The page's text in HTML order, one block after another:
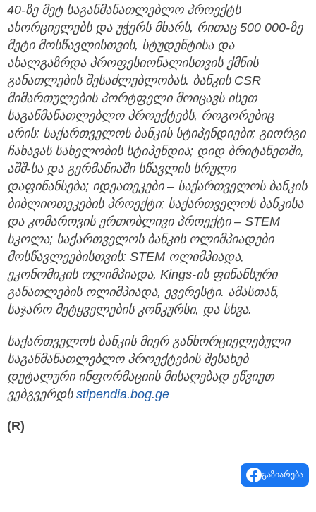
40-ზე მეტ საგანმანათლებლო პროექტს
ახორციელებს და უჭერს მხარს, რითაც 500 000-ზე
მეტი მოსწავლისთვის, სტუდენტისა და
ახალგაზრდა პროფესიონალისთვის ქმნის
განათლების შესაძლებლობას. ბანკის CSR
მიმართულების პორტფელი მოიცავს ისეთ
საგანმანათლებლო პროექტებს, როგორებიც
არის: საქართველოს ბანკის სტიპენდიები; გიორგი
ჩახავას სახელობის სტიპენდია; დიდ ბრიტანეთში,
აშშ-სა და გერმანიაში სწავლის სრული
დაფინანსება; იდეათეკები – საქართველოს ბანკის
ბიბლიოთეკების პროექტი; საქართველოს ბანკისა
და კომაროვის ერთობლივი პროექტი – STEM
სკოლა; საქართველოს ბანკის ოლიმპიადები
მოსწავლეებისთვის: STEM ოლიმპიადა,
ეკონომიკის ოლიმპიადა, Kings-ის ფინანსური
განათლების ოლიმპიადა, ევერესტი. ამასთან,
საჯარო მეტყველების კონკურსი, და სხვა.
საქართველოს ბანკის მიერ განხორციელებული
საგანმანათლებლო პროექტების შესახებ
დეტალური ინფორმაციის მისაღებად ეწვიეთ
ვებგვერდს stipendia.bog.ge
(R)
გაზიარება